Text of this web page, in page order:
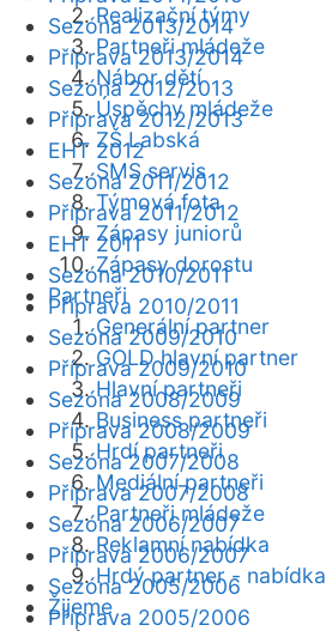
Realizační týmy
Partneři mládeže
Nábor dětí
Úspěchy mládeže
ZŠ Labská
SMS servis
Týmová fota
Zápasy juniorů
Zápasy dorostu
Partneři
Generální partner
GOLD hlavní partner
Hlavní partneři
Business partneři
Hrdí partneři
Mediální partneři
Partneři mládeže
Reklamní nabídka
Hrdý partner - nabídka
Žijeme
Sezóna 2013/2014
Příprava 2013/2014
Sezóna 2012/2013
Příprava 2012/2013
EHT 2012
Sezóna 2011/2012
Příprava 2011/2012
EHT 2011
Sezóna 2010/2011
Příprava 2010/2011
Sezóna 2009/2010
Příprava 2009/2010
Sezóna 2008/2009
Příprava 2008/2009
Sezóna 2007/2008
Příprava 2007/2008
Sezóna 2006/2007
Příprava 2006/2007
Sezóna 2005/2006
Příprava 2005/2006